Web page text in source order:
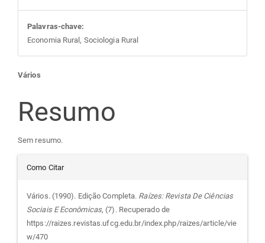
Palavras-chave:
Economia Rural, Sociologia Rural
Conteúdo
do
artigo
principal
Vários
Resumo
Sem resumo.
Detalhes
do
artigo
Como Citar
Vários. (1990). Edição Completa. Raízes: Revista De Ciências
Sociais E Econômicas, (7). Recuperado de
https://raizes.revistas.ufcg.edu.br/index.php/raizes/article/vie
w/470